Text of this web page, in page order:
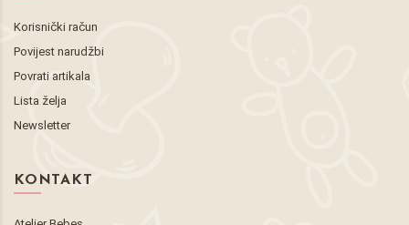
Korisnički račun
Povijest narudžbi
Povrati artikala
Lista želja
Newsletter
KONTAKT